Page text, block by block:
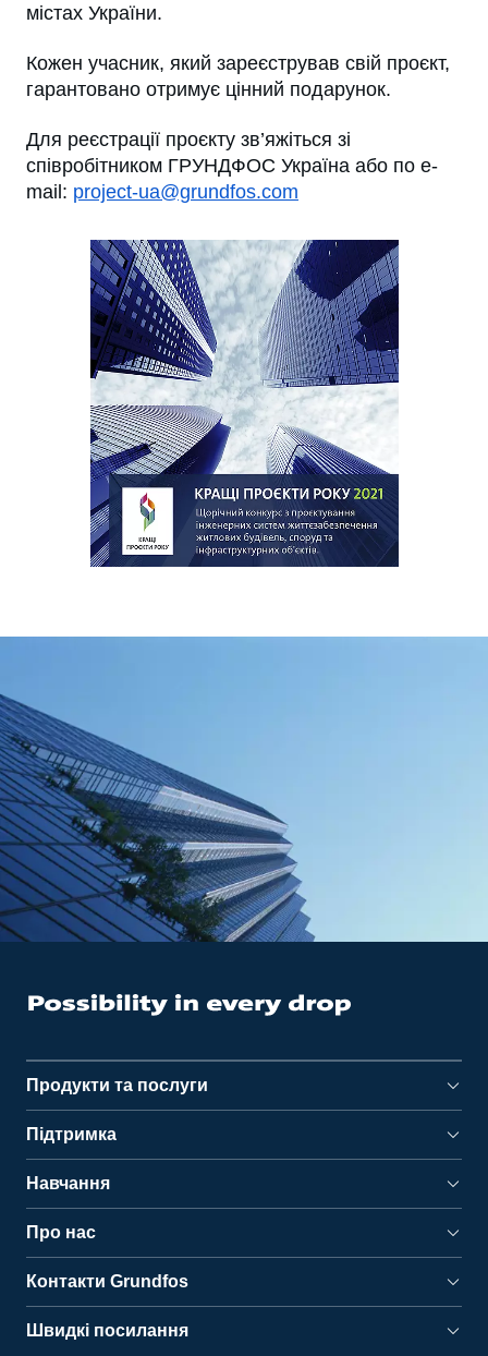
містах України.
Кожен учасник, який зареєстрував свій проєкт,
гарантовано отримує цінний подарунок.
Для реєстрації проєкту зв’яжіться зі
співробітником ГРУНДФОС Україна або по e-
mail: project-ua@grundfos.com
Продукти та послуги
Підтримка
Навчання
Про нас
Контакти Grundfos
Швидкі посилання